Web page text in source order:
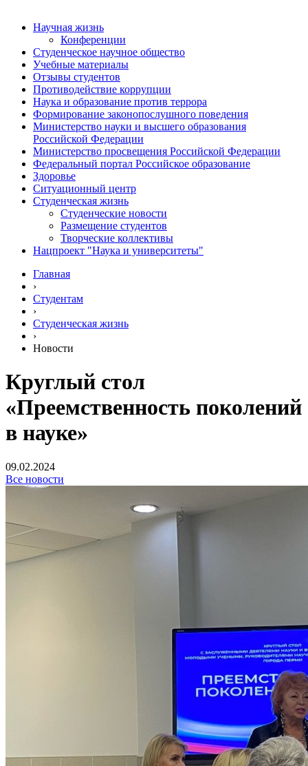
Научная жизнь
Конференции
Студенческое научное общество
Учебные материалы
Отзывы студентов
Противодействие коррупции
Наука и образование против террора
Формирование законопослушного поведения
Министерство науки и высшего образования
Российской Федерации
Министерство просвещения Российской Федерации
Федеральный портал Российское образование
Здоровье
Ситуационный центр
Студенческая жизнь
Студенческие новости
Размещение студентов
Творческие коллективы
Нацпроект "Наука и университеты"
Главная
›
Студентам
›
Студенческая жизнь
›
Новости
Круглый стол
«Преемственность поколений
в науке»
09.02.2024
Все новости